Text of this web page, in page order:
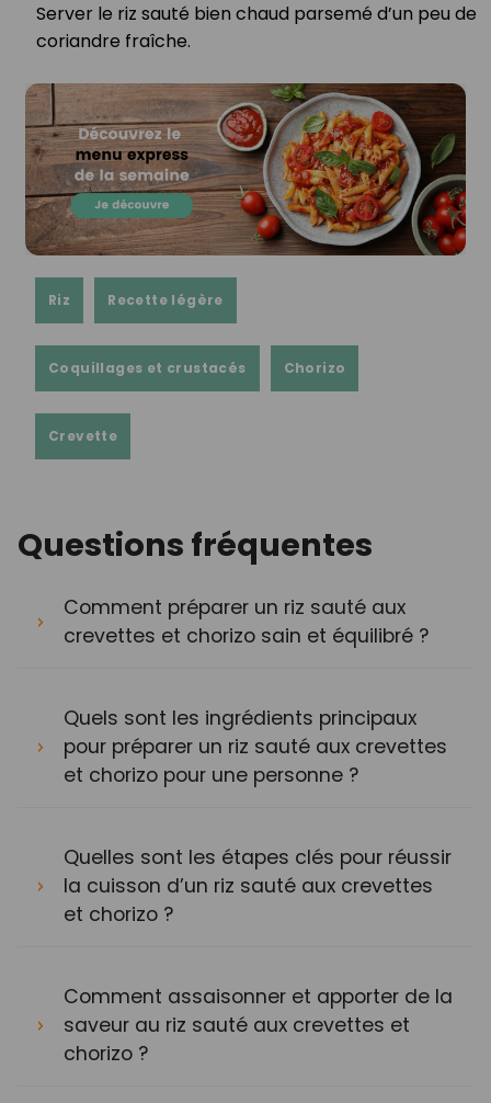
Server le riz sauté bien chaud parsemé d’un peu de
coriandre fraîche.⁣
Riz Recette légère
Coquillages et crustacés Chorizo
Crevette
Questions fréquentes
Comment préparer un riz sauté aux
crevettes et chorizo sain et équilibré ?
Quels sont les ingrédients principaux
pour préparer un riz sauté aux crevettes
et chorizo pour une personne ?
Quelles sont les étapes clés pour réussir
la cuisson d’un riz sauté aux crevettes
et chorizo ?
Comment assaisonner et apporter de la
saveur au riz sauté aux crevettes et
chorizo ?